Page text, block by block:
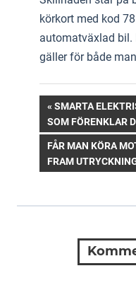
körkort med kod
automatväxlad bil.
gäller för både
PREVIOUS
POST:
SMARTA
SOM FÖRENKLAR
NEXT
POST:
FÅR MAN KÖRA
FRAM